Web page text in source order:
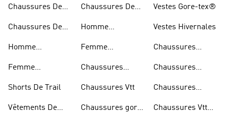
Chaussures De
Chaussures De
Imperméables
Homme
Trail
Femme
Trail
Shorts De Trail
Vêtements De
Chaussures De
Homme
Randonnée
Femme
Randonnée
Chaussures
Chaussures Vtt
Chaussures gore-
Vestes Gore-tex®
Vestes Hivernales
Chaussures
Chaussures
Chaussures
Randonnée
Chaussures Vtt